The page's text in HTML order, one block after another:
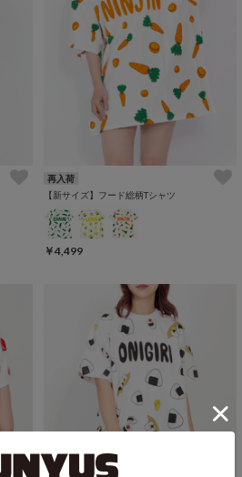
再入荷
【新サイズ】フード総柄Tシャツ
￥4,499